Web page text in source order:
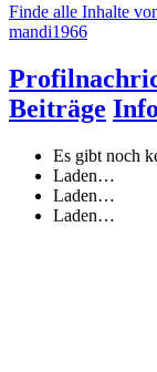
Finde alle Inhalte
mandi1966
Beiträge
Es gibt noch
Laden…
Laden…
Laden…